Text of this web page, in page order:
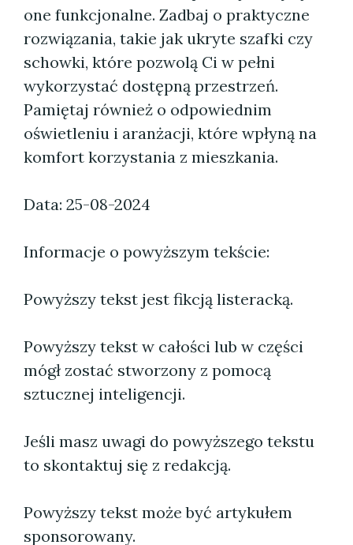
one funkcjonalne. Zadbaj o praktyczne
rozwiązania, takie jak ukryte szafki czy
schowki, które pozwolą Ci w pełni
wykorzystać dostępną przestrzeń.
Pamiętaj również o odpowiednim
oświetleniu i aranżacji, które wpłyną na
komfort korzystania z mieszkania.
Data: 25-08-2024
Informacje o powyższym tekście:
Powyższy tekst jest fikcją listeracką.
Powyższy tekst w całości lub w części
mógł zostać stworzony z pomocą
sztucznej inteligencji.
Jeśli masz uwagi do powyższego tekstu
to skontaktuj się z redakcją.
Powyższy tekst może być artykułem
sponsorowany.